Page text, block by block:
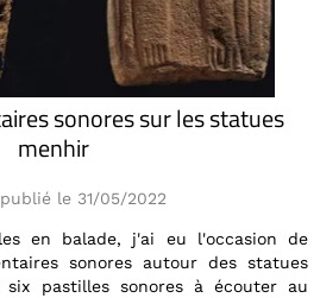
sonores sur les statues
menhir
le 31/05/2022
en balade, j'ai eu l'occasion de
sonores autour des statues
pastilles sonores à écouter au